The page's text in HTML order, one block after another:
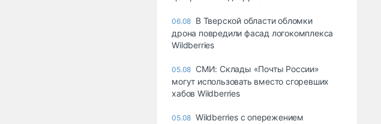
06.08 В Тверской области обломки
дрона повредили фасад логокомплекса
Wildberries
05.08 СМИ: Склады «Почты России»
могут использовать вместо сгоревших
хабов Wildberries
05.08 Wildberries с опережением